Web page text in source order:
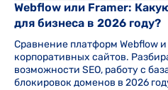
Webflow или Framer:
для бизнеса в 2026 году?
Сравнение платформ Webflow
корпоративных сайтов.
возможности SEO, работу с
блокировок доменов в 2026